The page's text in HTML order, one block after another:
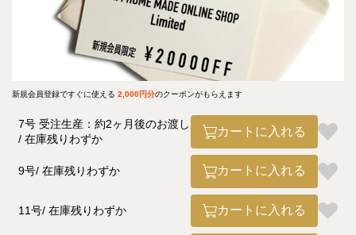
新規会員登録ですぐに使える 2,000円分のクーポンがもらえます
7号 受注生産：約2ヶ月後のお渡し
在庫残りわずか
カートに入れる
9号 在庫残りわずか カートに入れる
11号 在庫残りわずか カートに入れる